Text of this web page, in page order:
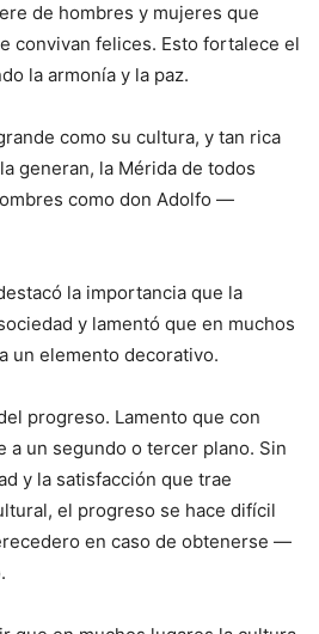
de hombres y mujeres que
convivan felices. Esto fortalece el
la armonía y la paz.
como su cultura, y tan rica
generan, la Mérida de todos
como don Adolfo —
la importancia que la
y lamentó que en muchos
un elemento decorativo.
progreso. Lamento que con
a un segundo o tercer plano. Sin
y la satisfacción que trae
el progreso se hace difícil
en caso de obtenerse —